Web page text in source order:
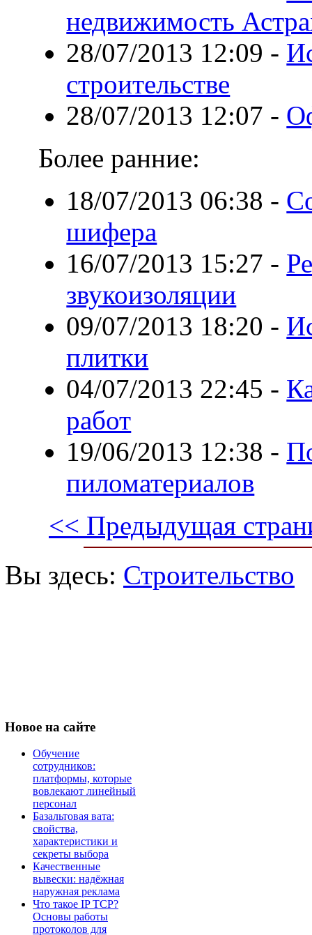
недвижимость
28/07/2013 12:09 -
строительстве
28/07/2013 12:07 -
Более ранние:
18/07/2013 06:38 -
шифера
16/07/2013 15:27 -
звукоизоляции
09/07/2013 18:20 -
плитки
04/07/2013 22:45 -
работ
19/06/2013 12:38 -
пиломатериалов
<< Предыдущая
Вы здесь: Строительство
Новое на сайте
Обучение
сотрудников:
платформы, которые
вовлекают линейный
персонал
Базальтовая вата:
свойства,
характеристики и
секреты выбора
Качественные
вывески: надёжная
наружная реклама
Что такое IP TCP?
Основы работы
протоколов для